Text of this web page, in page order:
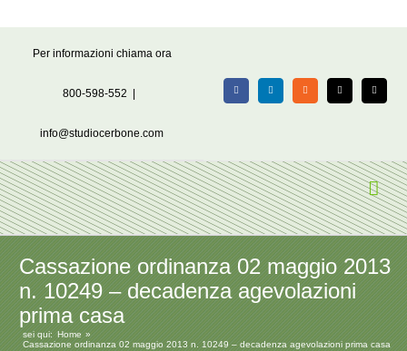
Per informazioni chiama ora
800-598-552
info@studiocerbone.com
FacebookLinkedIn Rss X Email
Cassazione ordinanza 02 maggio 2013
n. 10249 – decadenza agevolazioni
prima casa
sei qui:
Home
Cassazione ordinanza 02 maggio 2013 n. 10249 – decadenza agevolazioni prima casa